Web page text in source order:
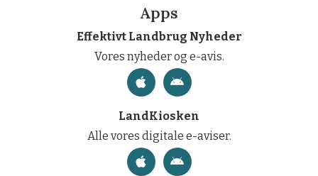
Apps
Effektivt Landbrug Nyheder
Vores nyheder og e-avis.
LandKiosken
Alle vores digitale e-aviser.